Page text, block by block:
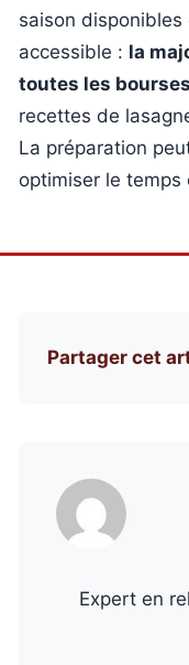
saison
accessible : la
toutes les bourses
recettes de
La préparation
optimiser le temps
Partager cet
Expert en